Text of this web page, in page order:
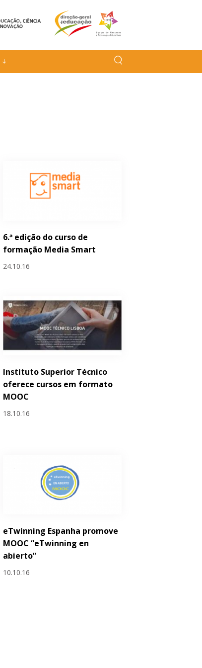
6.ª edição do curso de
formação Media Smart
24.10.16
Instituto Superior Técnico
oferece cursos em formato
MOOC
18.10.16
eTwinning Espanha promove
MOOC “eTwinning en
abierto”
10.10.16